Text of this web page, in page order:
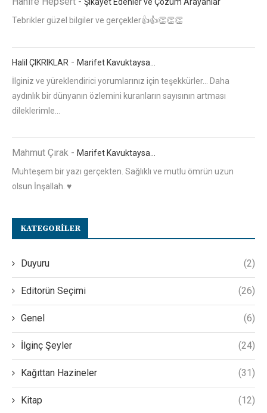
Şikayet Edenler ve Çözüm Arayanlar
Tebrikler güzel bilgiler ve gerçekler👍👍👏👏👏
Halil ÇIKRIKLAR - Marifet Kavuktaysa…
İlginiz ve yüreklendirici yorumlarınız için teşekkürler... Daha
aydınlık bir dünyanın özlemini kuranların sayısının artması
dileklerimle...
Mahmut Çırak - Marifet Kavuktaysa…
Muhteşem bir yazı gerçekten. Sağlıklı ve mutlu ömrün uzun
olsun İnşallah. ♥️
KATEGORILER
Duyuru (2)
Editorün Seçimi (26)
Genel (6)
İlginç Şeyler (24)
Kağıttan Hazineler (31)
Kitap (12)